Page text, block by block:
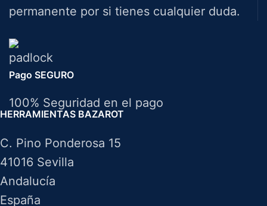
permanente por si tienes cualquier duda.
Pago SEGURO
100% Seguridad en el pago
HERRAMIENTAS BAZAROT
C. Pino Ponderosa 15
41016 Sevilla
Andalucía
España